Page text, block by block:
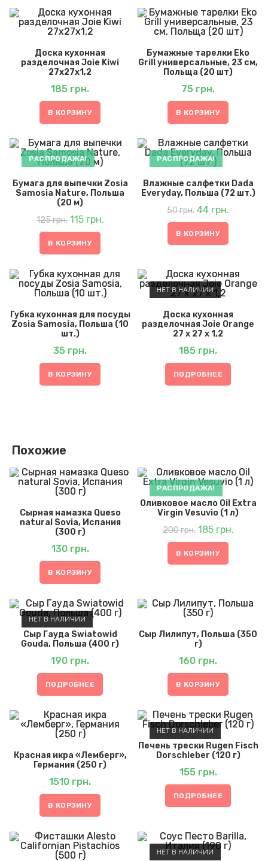
Доска кухонная
разделочная Joie Kiwi
27х27х1,2
185 грн.
В КОРЗИНУ
Бумажные тарелки Eko
Grill универсальные, 23 см,
Польща (20 шт)
75 грн.
В КОРЗИНУ
РАСПРОДАЖА!
Бумага для выпечки Zosia
Samosia Nature, Польша
(20 м)
125грн. Первоначальная
цена
составляла
125 грн..
115 грн.115 грн..
В КОРЗИНУ
РАСПРОДАЖА!
Влажные салфетки Dada
Everyday, Польша (72 шт.)
50грн. Первоначальная
цена
составляла
50 грн..
44 грн.
В КОРЗИНУ
Губка кухонная для посуды
Zosia Samosia, Польша (10
шт.)
35 грн.
В КОРЗИНУ
НЕТ В НАЛИЧИИ
Доска кухонная
разделочная Joie Orange
27 х 27 х 1,2
185 грн.
ПОДРОБНЕЕ
Похожие
Сырная намазка Queso
natural Sovia, Испания
(300 г)
130 грн.
В КОРЗИНУ
РАСПРОДАЖА!
Оливковое масло Oil Extra
Virgin Vesuvio (1 л)
200грн. Первоначальная
цена
составляла
200 грн..
185 грн.185 грн..
В КОРЗИНУ
НЕТ В НАЛИЧИИ
Сыр Гауда Swiatowid
Gouda, Польша (400 г)
190 грн.
ПОДРОБНЕЕ
Сыр Лилипут, Польша (350
г)
160 грн.
В КОРЗИНУ
Красная икра «Лемберг»,
Германия (250 г)
1510 грн.
В КОРЗИНУ
НЕТ В НАЛИЧИИ
Печень трески Rugen Fisch
Dorschleber (120 г)
155 грн.
ПОДРОБНЕЕ
НЕТ В НАЛИЧИИ